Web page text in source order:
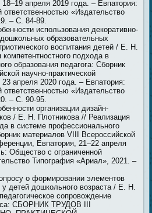
апреля 2019 года. – Евпатория:
«Издательство
– С. 84-89.
использования декоративно-
образовательных
воспитания детей / Е. Н.
подхода в
образования педагога: Сборник
научно-практической
апреля 2020 года. – Евпатория:
«Издательство
– С. 90-95.
организации дизайн-
/ Е. Н. Плотникова // Реализация
в системе профессионального
материалов VIII Всероссийской
Евпатория, 21–22 апреля
Общество с ограниченной
Типография «Ариал», 2021. –
о формировании элементов
детей дошкольного возраста / Е. Н.
сопровождение
СБОРНИК ТРУДОВ III